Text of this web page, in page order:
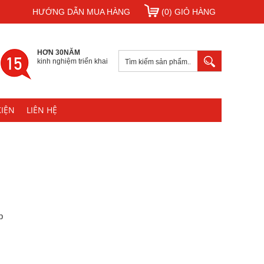
HƯỚNG DẪN MUA HÀNG (0) GIỎ HÀNG
HƠN 30NĂM
kinh nghiệm triển khai
LIÊN HỆ